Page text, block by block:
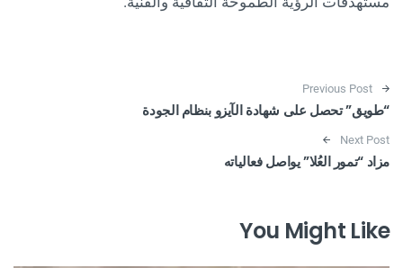
Post navigation
Previous Post
“طويق” تحصل على شهادة الآيزو بنظام الجودة
Next Post
مزاد “تمور العُلا” يواصل فعالياته
You Might Like